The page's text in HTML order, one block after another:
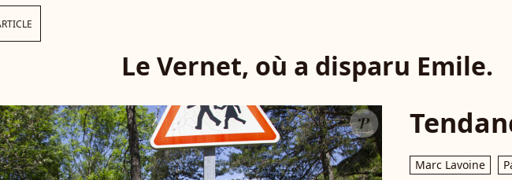
Le Vernet, où a disparu Emile.
Marc Lavoine